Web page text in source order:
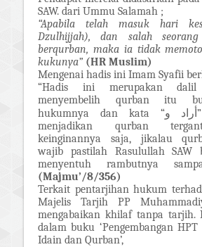
SAW. dari Ummu Salamah ;
“Apabila telah masuk hari
Dzulhijjah), dan salah
berqurban, maka ia tidak
kukunya” (HR Muslim)
Mengenai hadis ini Imam Syafii
“Hadis ini merupakan dalil
menyembelih qurban itu
hukumnya dan kata “و أراد
menjadikan qurban
keinginannya saja, jikalau
wajib pastilah Rasulullah SAW
menyentuh rambutnya
(Majmu’/8/356)
Terkait pentarjihan hukum
Majelis Tarjih PP
mengabaikan khilaf tanpa tarjih.
dalam buku ‘Pengembangan
Idain dan Qurban’,